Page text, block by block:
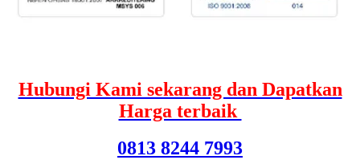
Hubungi Kami sekarang dan Dapatkan
Harga terbaik
0813 8244 7993